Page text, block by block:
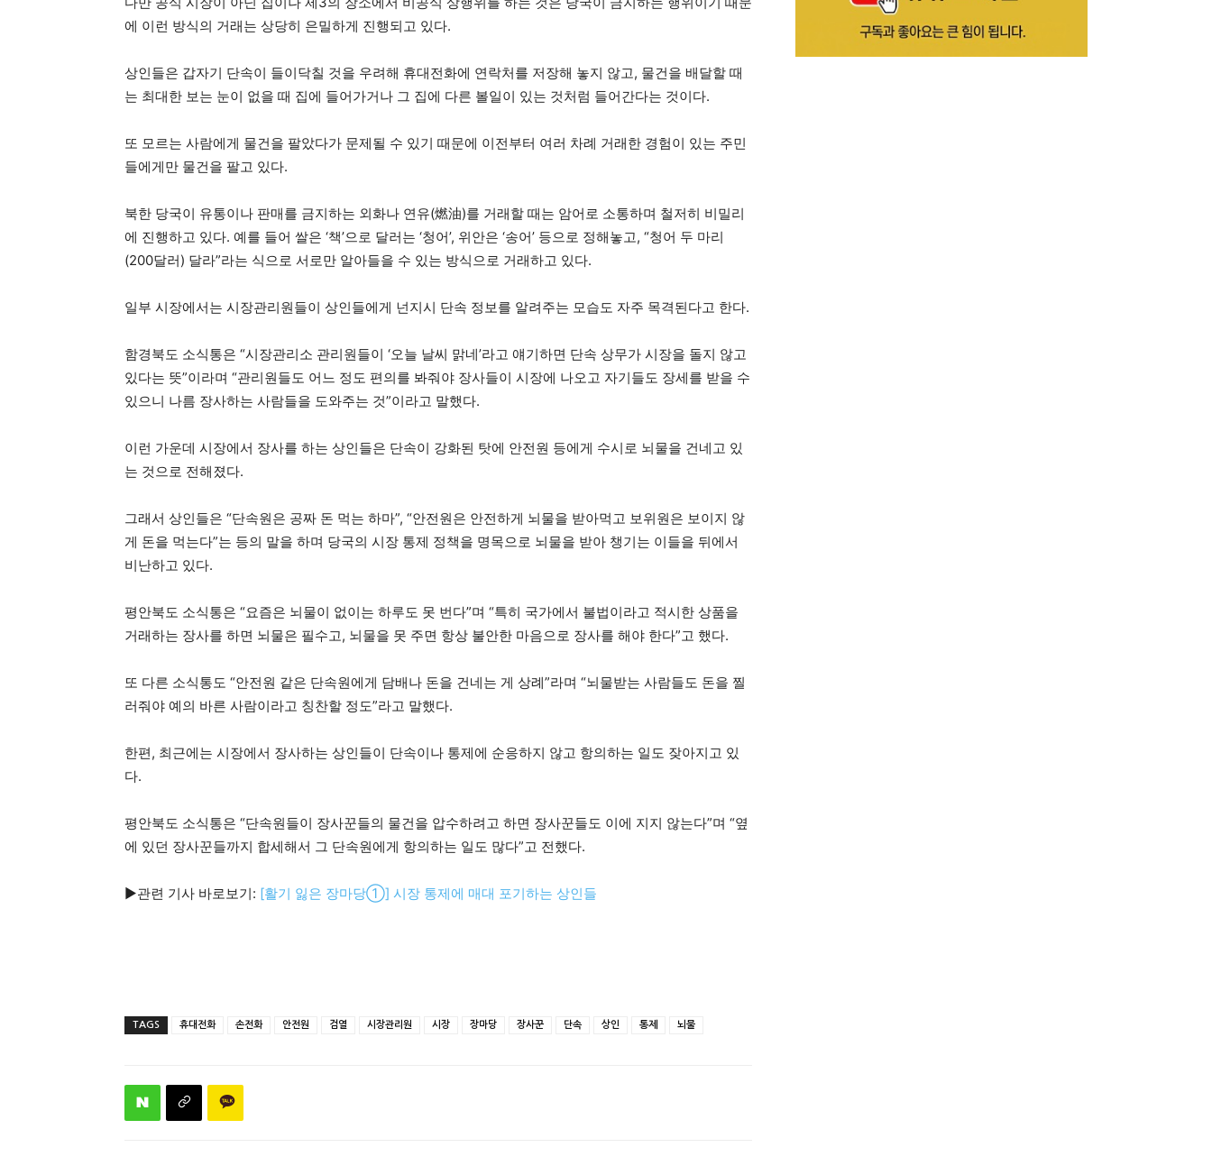
에 이런 방식의 거래는 상당히 은밀하게 진행되고 있다.
상인들은 갑자기 단속이 들이닥칠 것을 우려해 휴대전화에 연락처를 저장해 놓지 않고, 물건을 배달할 때
는 최대한 보는 눈이 없을 때 집에 들어가거나 그 집에 다른 볼일이 있는 것처럼 들어간다는 것이다.
또 모르는 사람에게 물건을 팔았다가 문제될 수 있기 때문에 이전부터 여러 차례 거래한 경험이 있는 주민
들에게만 물건을 팔고 있다.
북한 당국이 유통이나 판매를 금지하는 외화나 연유(燃油)를 거래할 때는 암어로 소통하며 철저히 비밀리
에 진행하고 있다. 예를 들어 쌀은 ‘책’으로 달러는 ‘청어’, 위안은 ‘송어’ 등으로 정해놓고, “청어 두 마리
(200달러) 달라”라는 식으로 서로만 알아들을 수 있는 방식으로 거래하고 있다.
일부 시장에서는 시장관리원들이 상인들에게 넌지시 단속 정보를 알려주는 모습도 자주 목격된다고 한다.
함경북도 소식통은 “시장관리소 관리원들이 ‘오늘 날씨 맑네’라고 얘기하면 단속 상무가 시장을 돌지 않고
있다는 뜻”이라며 “관리원들도 어느 정도 편의를 봐줘야 장사들이 시장에 나오고 자기들도 장세를 받을 수
있으니 나름 장사하는 사람들을 도와주는 것”이라고 말했다.
이런 가운데 시장에서 장사를 하는 상인들은 단속이 강화된 탓에 안전원 등에게 수시로 뇌물을 건네고 있
는 것으로 전해졌다.
그래서 상인들은 “단속원은 공짜 돈 먹는 하마”, “안전원은 안전하게 뇌물을 받아먹고 보위원은 보이지 않
게 돈을 먹는다”는 등의 말을 하며 당국의 시장 통제 정책을 명목으로 뇌물을 받아 챙기는 이들을 뒤에서
비난하고 있다.
평안북도 소식통은 “요즘은 뇌물이 없이는 하루도 못 번다”며 “특히 국가에서 불법이라고 적시한 상품을
거래하는 장사를 하면 뇌물은 필수고, 뇌물을 못 주면 항상 불안한 마음으로 장사를 해야 한다”고 했다.
또 다른 소식통도 “안전원 같은 단속원에게 담배나 돈을 건네는 게 상례”라며 “뇌물받는 사람들도 돈을 찔
러줘야 예의 바른 사람이라고 칭찬할 정도”라고 말했다.
한편, 최근에는 시장에서 장사하는 상인들이 단속이나 통제에 순응하지 않고 항의하는 일도 잦아지고 있
다.
평안북도 소식통은 “단속원들이 장사꾼들의 물건을 압수하려고 하면 장사꾼들도 이에 지지 않는다”며 “옆
에 있던 장사꾼들까지 합세해서 그 단속원에게 항의하는 일도 많다”고 전했다.
▶관련 기사 바로보기: [활기 잃은 장마당①] 시장 통제에 매대 포기하는 상인들
TAGS 휴대전화 손전화 안전원 검열 시장관리원 시장 장마당 장사꾼 단속 상인 통제 뇌물